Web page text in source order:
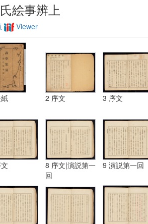
絵事辨上
Viewer
2 序文 3 序文
8 序文|演説第一
回
9 演説第一回